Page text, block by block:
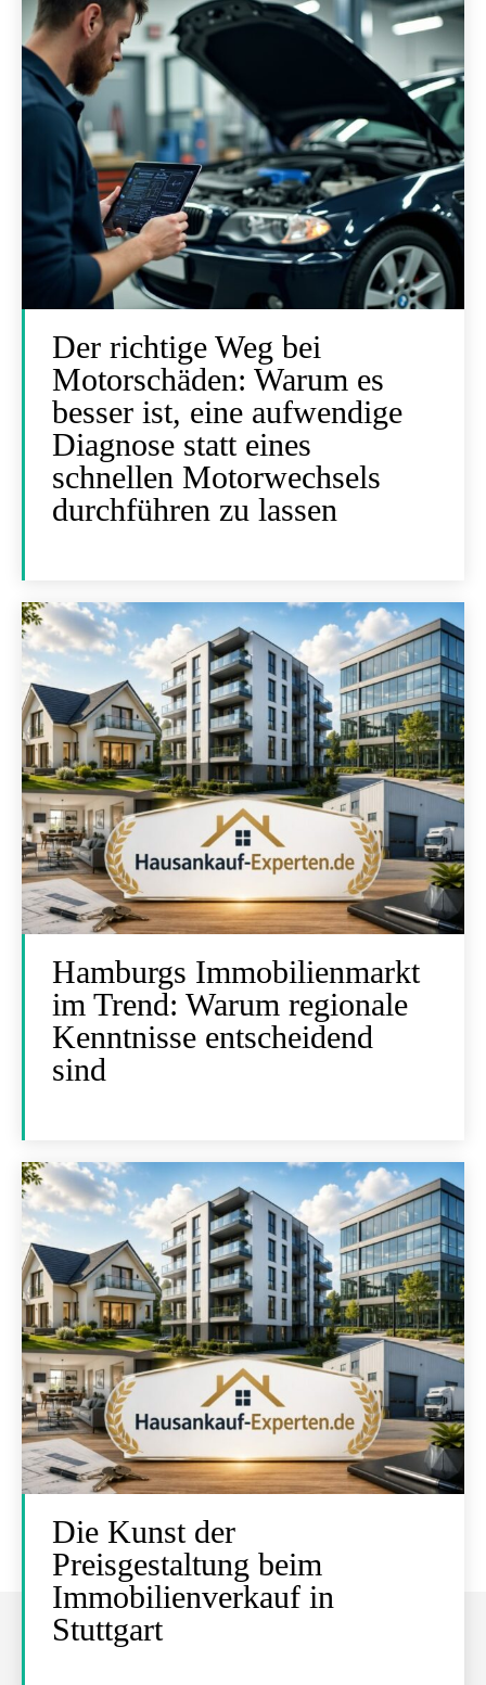
Der richtige Weg bei
Motorschäden: Warum es
besser ist, eine aufwendige
Diagnose statt eines
schnellen Motorwechsels
durchführen zu lassen
Hamburgs Immobilienmarkt
im Trend: Warum regionale
Kenntnisse entscheidend
sind
Die Kunst der
Preisgestaltung beim
Immobilienverkauf in
Stuttgart